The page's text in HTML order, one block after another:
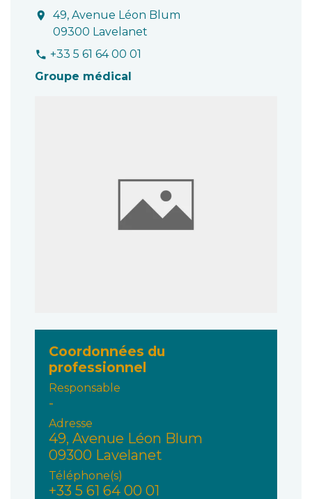
location_on
49, Avenue Léon Blum
09300 Lavelanet
phone +33 5 61 64 00 01
Groupe médical
Coordonnées du
professionnel
Responsable
-
Adresse
49, Avenue Léon Blum
09300 Lavelanet
Téléphone(s)
+33 5 61 64 00 01